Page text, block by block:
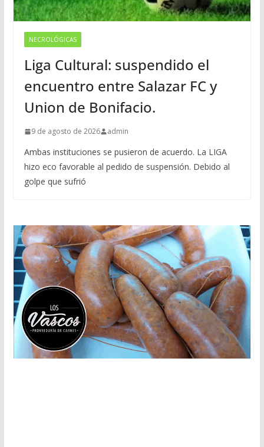
NECROLÓGICAS
Liga Cultural: suspendido el
encuentro entre Salazar FC y
Union de Bonifacio.
9 de agosto de 2026 admin
Ambas instituciones se pusieron de acuerdo. La LIGA
hizo eco favorable al pedido de suspensión. Debido al
golpe que sufrió